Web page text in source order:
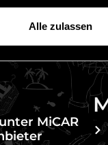
Alle zulassen
MiCAR